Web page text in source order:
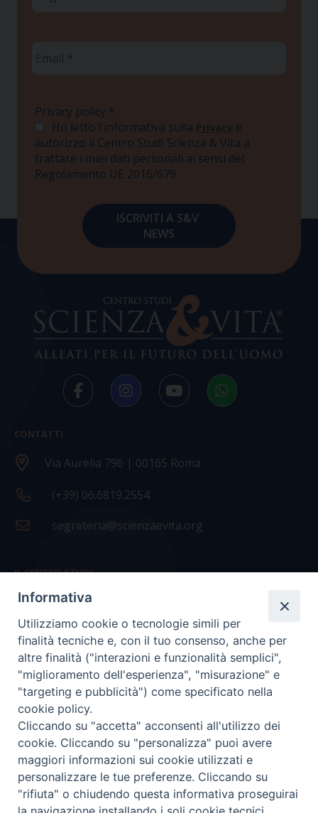
Privacy policy *
Ho letto l'informativa sulla Privacy e
autorizzo il Centro Studi Scienza & Vita a
trattare i miei dati personali ai sensi del
Regolamento UE 2016/679
CONTATTI
Via Aurelia 796 | 00165 Roma
(+39) 06.6819.2554
segreteria@scienzaevita.org
IL CENTRO STUDI
La nostra storia
Statuto
Presidenza e ufficio presidenza
Consiglio scientifico
Coordinamento nazionale
COPYRIGHT Scienza & Vita - C.F96600690588- Tutti i
Informativa
Utilizziamo cookie o tecnologie simili per
finalità tecniche e, con il tuo consenso, anche per
altre finalità ("interazioni e funzionalità semplici",
"miglioramento dell'esperienza", "misurazione" e
"targeting e pubblicità") come specificato nella
cookie policy.
Cliccando su "accetta" acconsenti all'utilizzo dei
cookie. Cliccando su "personalizza" puoi avere
maggiori informazioni sui cookie utilizzati e
personalizzare le tue preferenze. Cliccando su
"rifiuta" o chiudendo questa informativa proseguirai